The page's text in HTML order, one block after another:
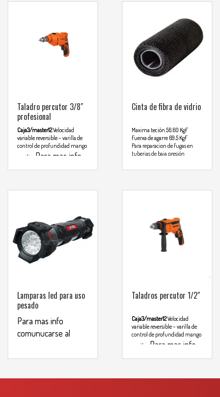
Taladro percutor 3/8″
profesional
Caja3/master12Velocidad
variable reversible – varilla de
control de profundidad mango
auxiliar
Para mas info
Cinta de fibra de vidrio
Maxima teción 56.60 KgF
Fuerxa de agarre 69.5 KgF
Para reparacion de fugas en
tuberias de baja presión
comunucarse al
WHATSAPP3134392699
Lamparas led para uso
pesado
Para mas info
comunucarse al
Taladros percutor 1/2″
Caja3/master12Velocidad
variable reversible – varilla de
control de profundidad mango
auxiliar
Para mas info